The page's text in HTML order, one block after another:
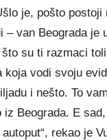
je, pošto
– van Beograda je
su ti razmaci
koja vodi svoju
i nešto. To
iz Beograda. E
rekao je